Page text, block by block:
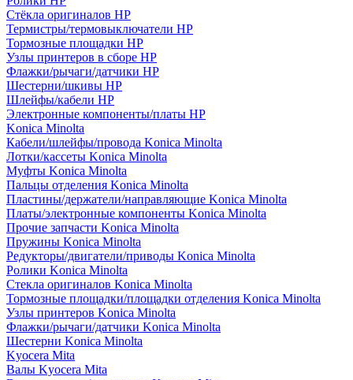
Стёкла оригиналов HP
Термистры/термовыключатели HP
Тормозные площадки HP
Узлы принтеров в сборе HP
Флажки/рычаги/датчики HP
Шестерни/шкивы HP
Шлейфы/кабели HP
Электронные компоненты/платы HP
Konica Minolta
Кабели/шлейфы/провода Konica Minolta
Лотки/кассеты Konica Minolta
Муфты Konica Minolta
Пальцы отделения Konica Minolta
Пластины/держатели/направляющие Konica Minolta
Платы/электронные компоненты Konica Minolta
Прочие запчасти Konica Minolta
Пружины Konica Minolta
Редукторы/двигатели/приводы Konica Minolta
Ролики Konica Minolta
Стекла оригиналов Konica Minolta
Тормозные площадки/площадки отделения Konica Minolta
Узлы принтеров Konica Minolta
Флажки/рычаги/датчики Konica Minolta
Шестерни Konica Minolta
Kyocera Mita
Валы Kyocera Mita